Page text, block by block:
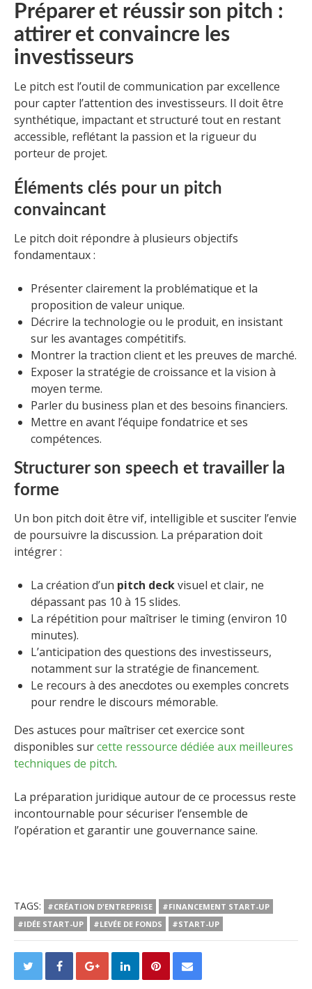
Préparer et réussir son pitch :
attirer et convaincre les
investisseurs
Le pitch est l’outil de communication par excellence
pour capter l’attention des investisseurs. Il doit être
synthétique, impactant et structuré tout en restant
accessible, reflétant la passion et la rigueur du
porteur de projet.
Éléments clés pour un pitch
convaincant
Le pitch doit répondre à plusieurs objectifs
fondamentaux :
Présenter clairement la problématique et la
proposition de valeur unique.
Décrire la technologie ou le produit, en insistant
sur les avantages compétitifs.
Montrer la traction client et les preuves de marché.
Exposer la stratégie de croissance et la vision à
moyen terme.
Parler du business plan et des besoins financiers.
Mettre en avant l’équipe fondatrice et ses
compétences.
Structurer son speech et travailler la
forme
Un bon pitch doit être vif, intelligible et susciter l’envie
de poursuivre la discussion. La préparation doit
intégrer :
La création d’un pitch deckvisuel et clair, ne
dépassant pas 10 à 15 slides.
La répétition pour maîtriser le timing (environ 10
minutes).
L’anticipation des questions des investisseurs,
notamment sur la stratégie de financement.
Le recours à des anecdotes ou exemples concrets
pour rendre le discours mémorable.
Des astuces pour maîtriser cet exercice sont
disponibles surcette ressource dédiée aux meilleures
techniques de pitch.
La préparation juridique autour de ce processus reste
incontournable pour sécuriser l’ensemble de
l’opération et garantir une gouvernance saine.
TAGS: #CRÉATION D'ENTREPRISE
#FINANCEMENT START-UP
#IDÉE START-UP
#LEVÉE DE FONDS #START-UP